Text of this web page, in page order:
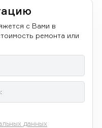
с Вами в
ремонта или
данных